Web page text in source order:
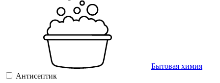
Бытовая химия
Антисептик